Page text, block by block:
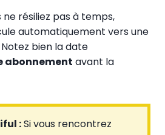
ne résiliez pas à temps,
automatiquement vers une
bien la date
abonnement avant la
:Si vous rencontrez